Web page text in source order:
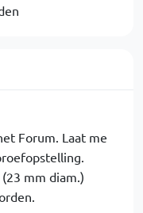
Forum. Laat me
mm diam.)